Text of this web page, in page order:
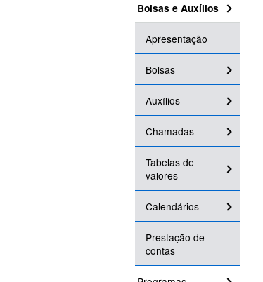
Bolsas e Auxílios
Apresentação
Bolsas
Auxílios
Chamadas
Tabelas de
valores
Calendários
Prestação de
contas